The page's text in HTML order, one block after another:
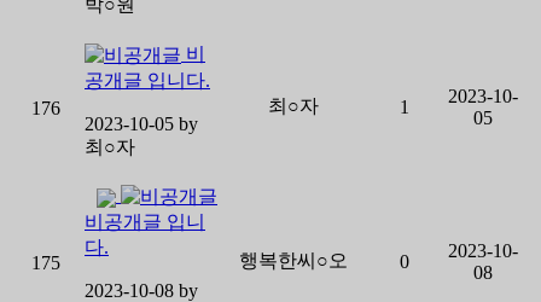
176
비
공개글 입니다.
2023-10-05 by
최○자
최○자 1
2023-10-
05
175
비공개글 입니
다.
2023-10-08 by
행복한씨○오 0
2023-10-
08